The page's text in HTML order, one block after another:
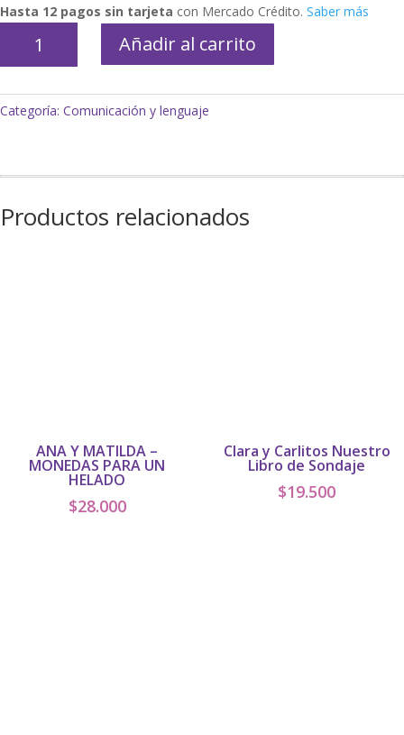
Hasta 12 pagos sin tarjeta con Mercado Crédito. Saber más
imprenta
Cartas
Añadir al carrito
Categoría: Comunicación y lenguaje
Productos relacionados
ANA Y MATILDA –
MONEDAS PARA UN
HELADO
$28.000
Clara y Carlitos Nuestro
Libro de Sondaje
$19.500